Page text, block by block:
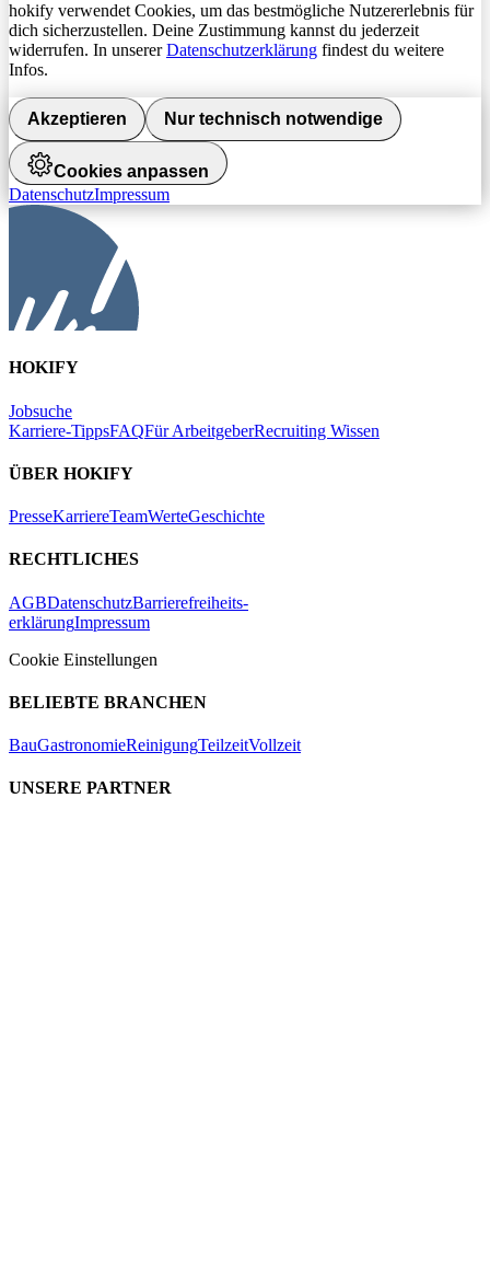
hokify verwendet Cookies, um das bestmögliche Nutzererlebnis für
dich sicherzustellen. Deine Zustimmung kannst du jederzeit
widerrufen. In unsererDatenschutzerklärung findest du weitere
Infos.
Akzeptieren Nur technisch notwendige
Cookies anpassen
DatenschutzImpressum
HOKIFY
Jobsuche
Karriere-TippsFAQFür ArbeitgeberRecruiting Wissen
ÜBER HOKIFY
PresseKarriereTeamWerteGeschichte
RECHTLICHES
AGBDatenschutzBarrierefreiheits-
erklärungImpressum
Cookie Einstellungen
BELIEBTE BRANCHEN
BauGastronomieReinigungTeilzeitVollzeit
UNSERE PARTNER